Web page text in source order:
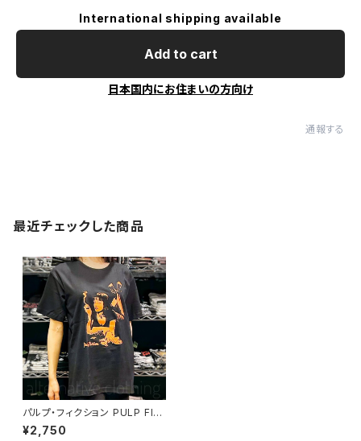
International shipping available
Add to cart
日本国内にお住まいの方向け
通報する
最近チェックした商品
パルプ・フィクション PULP FIC
TION Tシャツ ユマ・サーマン
ジョン・トラボルタ 映画Ｔシャツ
¥2,750